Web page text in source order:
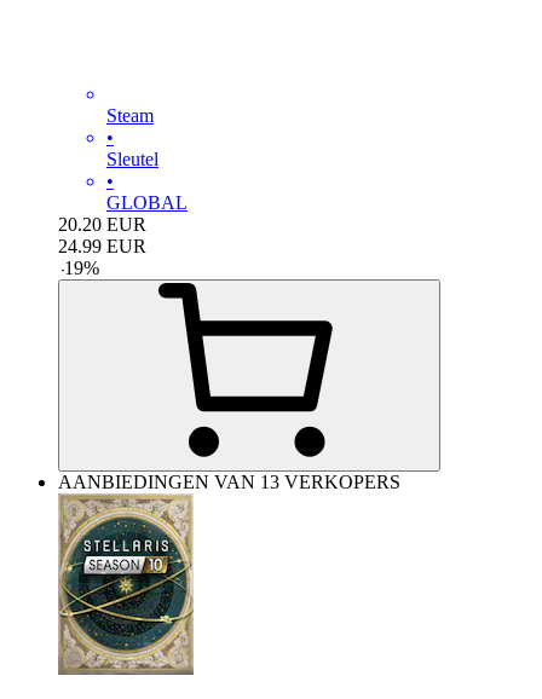
Steam
•
Sleutel
•
GLOBAL
20.20 EUR
24.99 EUR
-19%
AANBIEDINGEN VAN 13 VERKOPERS